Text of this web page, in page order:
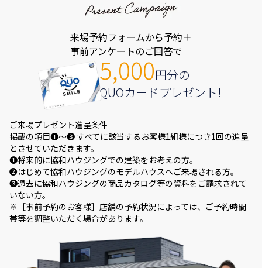
5,000円分の
QUOカードプレゼント!
来場予約フォームから予約＋
事前アンケートのご回答で
ご来場プレゼント進呈条件
掲載の項目❶～❸ すべてに該当するお客様1組様につき1回の進呈
とさせていただきます。
❶将来的に協和ハウジングでの建築をお考えの方。
❷はじめて協和ハウジングのモデルハウスへご来場される方。
❸過去に協和ハウジングの商品カタログ等の資料をご請求されて
いない方。
※［事前予約のお客様］店舗の予約状況によっては、ご予約時間
帯等を調整いただく場合があります。